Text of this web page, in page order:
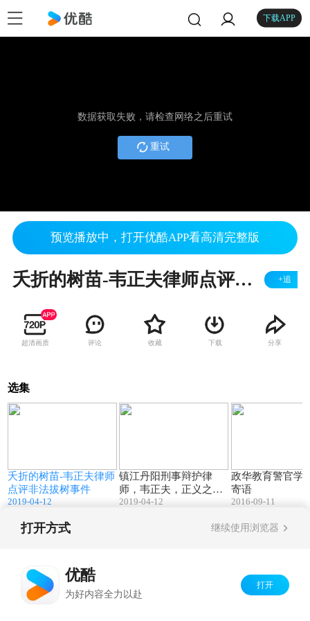
下载APP
数据获取失败，请检查网络之后重试
重试
预览播放中，打开优酷APP看高清完整版
夭折的树苗-韦正夫律师点评非法拔树事件 +追
超清画质 评论 收藏 下载 分享
选集
夭折的树苗-韦正夫律师
点评非法拔树事件
2019-04-12
镇江丹阳刑事辩护律
师，韦正夫，正义之夫
匡扶正义
2019-04-12
政华教育警官学
寄语
2016-09-11
打开方式 继续使用浏览器
优酷
为好内容全力以赴
打开